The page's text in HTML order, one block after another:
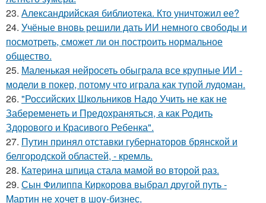
23. Александрийская библиотека. Кто уничтожил ее?
24. Учёные вновь решили дать ИИ немного свободы и
посмотреть, сможет ли он построить нормальное
общество.
25. Маленькая нейросеть обыграла все крупные ИИ -
модели в покер, потому что играла как тупой лудоман.
26. "Российских Школьников Надо Учить не как не
Забеременеть и Предохраняться, а как Родить
Здорового и Красивого Ребенка".
27. Путин принял отставки губернаторов брянской и
белгородской областей, - кремль.
28. Катерина шпица стала мамой во второй раз.
29. Сын Филиппa Киркоровa выбрал другой путь -
Mартин не хочет в шоy-бизнес.